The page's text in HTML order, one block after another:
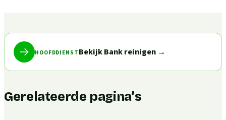
HOOFDDIENST Bekijk Bank reinigen→
Gerelateerde pagina’s